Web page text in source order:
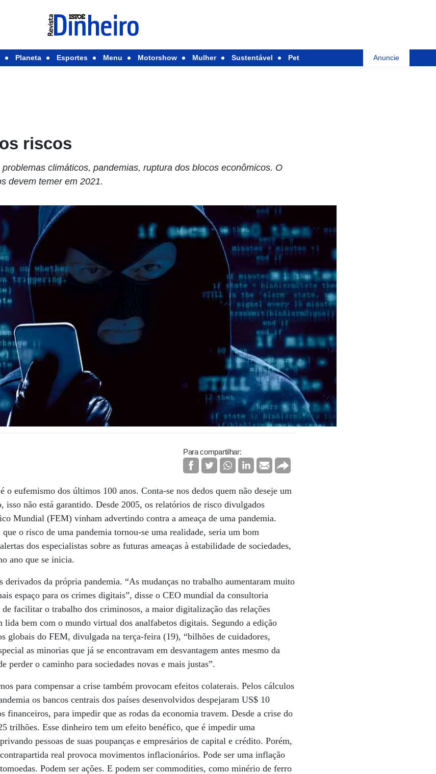
Planeta Esportes Menu Motorshow Mulher Sustentável Pet Anuncie
riscos
climáticos, pandemias, ruptura dos blocos econômicos. O
devem temer em 2021.
Para compartilhar:
o eufemismo dos últimos 100 anos. Conta-se nos dedos quem não deseje um
não está garantido. Desde 2005, os relatórios de risco divulgados
Mundial (FEM) vinham advertindo contra a ameaça de uma pandemia.
o risco de uma pandemia tornou-se uma realidade, seria um bom
dos especialistas sobre as futuras ameaças à estabilidade de sociedades,
ano que se inicia.
da própria pandemia. “As mudanças no trabalho aumentaram muito
espaço para os crimes digitais”, disse o CEO mundial da consultoria
facilitar o trabalho dos criminosos, a maior digitalização das relações
lida bem com o mundo virtual dos analfabetos digitais. Segundo a edição
globais do FEM, divulgada na terça-feira (19), “bilhões de cuidadores,
as minorias que já se encontravam em desvantagem antes mesmo da
perder o caminho para sociedades novas e mais justas”.
para compensar a crise também provocam efeitos colaterais. Pelos cálculos
os bancos centrais dos países desenvolvidos despejaram US$ 10
financeiros, para impedir que as rodas da economia travem. Desde a crise do
trilhões. Esse dinheiro tem um efeito benéfico, que é impedir uma
pessoas de suas poupanças e empresários de capital e crédito. Porém,
real provoca movimentos inflacionários. Pode ser uma inflação
Podem ser ações. E podem ser commodities, como minério de ferro